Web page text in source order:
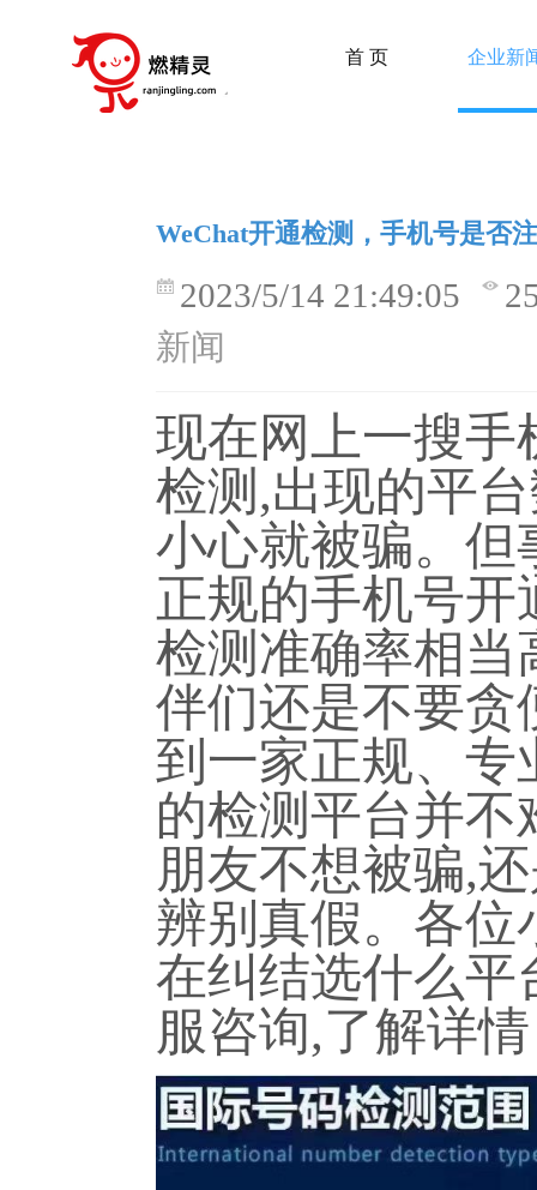
首 页 企业新
WeChat开通检测，手机号是否
2023/5/14 21:49:05
新闻
现在网上一搜手
检测 ,出现的平
小心就被骗。但
正规的手机号开
检测准确率相当
伴们还是不要贪
到一家正规、专
的检测平台并不
朋友不想被骗,
辨别真假。各位
在纠结选什么平
服咨询,了解详情